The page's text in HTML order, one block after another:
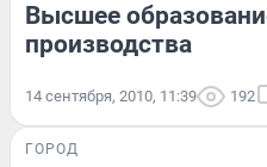
Высшее
производства
14 сентября, 2010, 11:39 192
ГОРОД